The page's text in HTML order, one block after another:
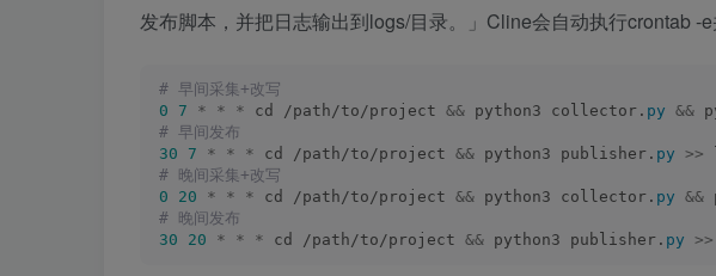
发布脚本，并把日志输出到logs/目录。」Cline会自动执行crontab -e
# 早间采集+改写
0
7 * * * cd /path/to/project && python3 collector. py &&
# 早间发布
30
7 * * * cd /path/to/project && python3 publisher. py >>
# 晚间采集+改写
0
20 * * * cd /path/to/project && python3 collector. py &&
# 晚间发布
30
20 * * * cd /path/to/project && python3 publisher. py >>